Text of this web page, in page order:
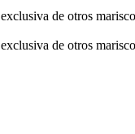
de otros
de otros